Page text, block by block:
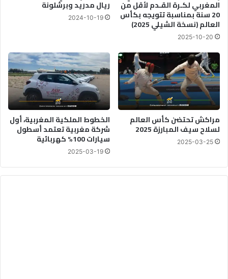
المغربي لكـرة القـدم لأقل من
20 سنة بمناسبة تتويجه بكأس
العالم (نسخة الشيلي 2025)
2025-10-20
ريال مدريد وبرشلونة
2024-10-19
مراكش تحتضن كأس العالم
لسلاح سيف المبارزة 2025
2025-03-25
الخطوط الملكية المغربية، أول
شركة مغربية تعتمد أسطول
سيارات 100% كهربائية
2025-03-19